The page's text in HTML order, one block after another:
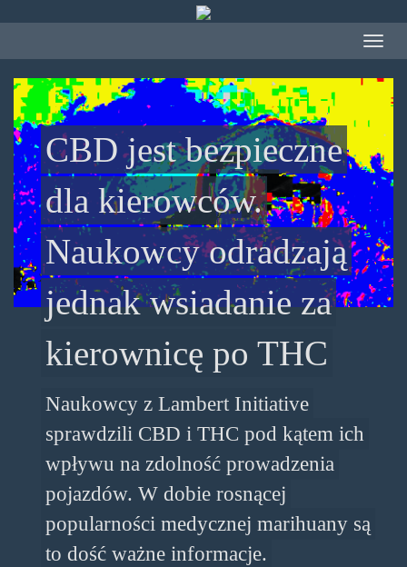
treści
Toggle
CBD jest bezpieczne
dla kierowców.
Naukowcy odradzają
jednak wsiadanie za
kierownicę po THC
Naukowcy z Lambert Initiative
sprawdzili CBD i THC pod kątem ich
wpływu na zdolność prowadzenia
pojazdów. W dobie rosnącej
popularności medycznej marihuany są
to dość ważne informacje.